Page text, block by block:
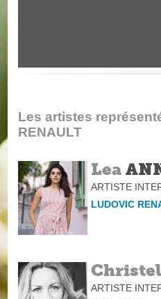
Les artistes
RENAULT
Lea
ARTISTE
LUDOVIC
ARTISTE